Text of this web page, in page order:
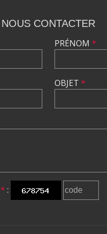
NOUS CONTACTER
PRÉNOM *
OBJET *
* :